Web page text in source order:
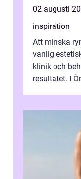
02 augusti
inspiration
Att minska
vanlig
klinik och
resultatet. I